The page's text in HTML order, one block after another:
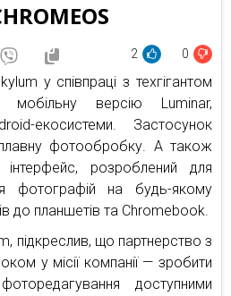
2 0
у співпраці з техгігантом
мобільну версію Luminar,
екосистеми. Застосунок
фотообробку. А також
інтерфейс, розроблений для
фотографій на будь-якому
до планшетів та Chromebook.
підкреслив, що партнерство з
у місії компанії — зробити
доступними